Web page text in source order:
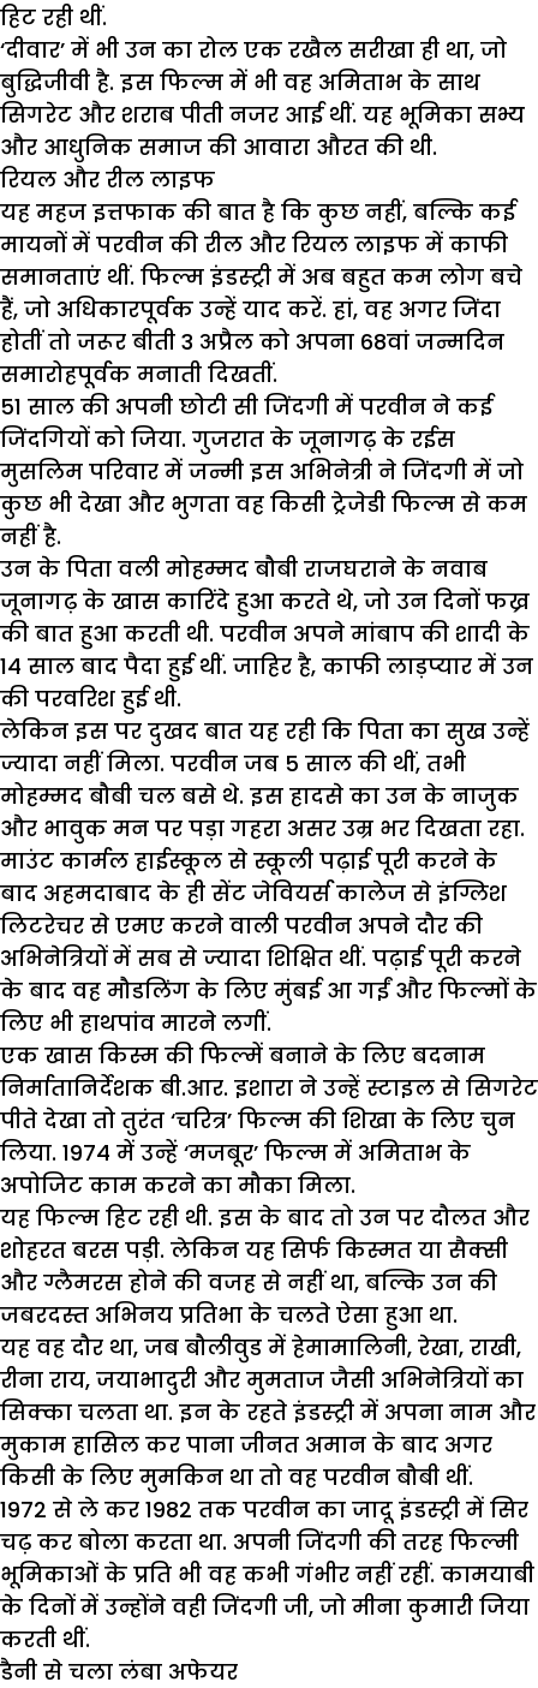
हिट रही थीं.
‘दीवार’ में भी उन का रोल एक रखैल सरीखा ही था, जो
बुद्धिजीवी है. इस फिल्म में भी वह अमिताभ के साथ
सिगरेट और शराब पीती नजर आई थीं. यह भूमिका सभ्य
और आधुनिक समाज की आवारा औरत की थी.
रियल और रील लाइफ
यह महज इत्तफाक की बात है कि कुछ नहीं, बल्कि कई
मायनों में परवीन की रील और रियल लाइफ में काफी
समानताएं थीं. फिल्म इंडस्ट्री में अब बहुत कम लोग बचे
हैं, जो अधिकारपूर्वक उन्हें याद करें. हां, वह अगर जिंदा
होतीं तो जरूर बीती 3 अप्रैल को अपना 68वां जन्मदिन
समारोहपूर्वक मनाती दिखतीं.
51 साल की अपनी छोटी सी जिंदगी में परवीन ने कई
जिंदगियों को जिया. गुजरात के जूनागढ़ के रईस
मुसलिम परिवार में जन्मी इस अभिनेत्री ने जिंदगी में जो
कुछ भी देखा और भुगता वह किसी ट्रेजेडी फिल्म से कम
नहीं है.
उन के पिता वली मोहम्मद बौबी राजघराने के नवाब
जूनागढ़ के खास कारिंदे हुआ करते थे, जो उन दिनों फख्र
की बात हुआ करती थी. परवीन अपने मांबाप की शादी के
14 साल बाद पैदा हुई थीं. जाहिर है, काफी लाड़प्यार में उन
की परवरिश हुई थी.
लेकिन इस पर दुखद बात यह रही कि पिता का सुख उन्हें
ज्यादा नहीं मिला. परवीन जब 5 साल की थीं, तभी
मोहम्मद बौबी चल बसे थे. इस हादसे का उन के नाजुक
और भावुक मन पर पड़ा गहरा असर उम्र भर दिखता रहा.
माउंट कार्मल हाईस्कूल से स्कूली पढ़ाई पूरी करने के
बाद अहमदाबाद के ही सेंट जेवियर्स कालेज से इंग्लिश
लिटरेचर से एमए करने वाली परवीन अपने दौर की
अभिनेत्रियों में सब से ज्यादा शिक्षित थीं. पढ़ाई पूरी करने
के बाद वह मौडलिंग के लिए मुंबई आ गईं और फिल्मों के
लिए भी हाथपांव मारने लगीं.
एक खास किस्म की फिल्में बनाने के लिए बदनाम
निर्मातानिर्देशक बी.आर. इशारा ने उन्हें स्टाइल से सिगरेट
पीते देखा तो तुरंत ‘चरित्र’ फिल्म की शिखा के लिए चुन
लिया. 1974 में उन्हें ‘मजबूर’ फिल्म में अमिताभ के
अपोजिट काम करने का मौका मिला.
यह फिल्म हिट रही थी. इस के बाद तो उन पर दौलत और
शोहरत बरस पड़ी. लेकिन यह सिर्फ किस्मत या सैक्सी
और ग्लैमरस होने की वजह से नहीं था, बल्कि उन की
जबरदस्त अभिनय प्रतिभा के चलते ऐसा हुआ था.
यह वह दौर था, जब बौलीवुड में हेमामालिनी, रेखा, राखी,
रीना राय, जयाभादुरी और मुमताज जैसी अभिनेत्रियों का
सिक्का चलता था. इन के रहते इंडस्ट्री में अपना नाम और
मुकाम हासिल कर पाना जीनत अमान के बाद अगर
किसी के लिए मुमकिन था तो वह परवीन बौबी थीं.
1972 से ले कर 1982 तक परवीन का जादू इंडस्ट्री में सिर
चढ़ कर बोला करता था. अपनी जिंदगी की तरह फिल्मी
भूमिकाओं के प्रति भी वह कभी गंभीर नहीं रहीं. कामयाबी
के दिनों में उन्होंने वही जिंदगी जी, जो मीना कुमारी जिया
करती थीं.
डैनी से चला लंबा अफेयर